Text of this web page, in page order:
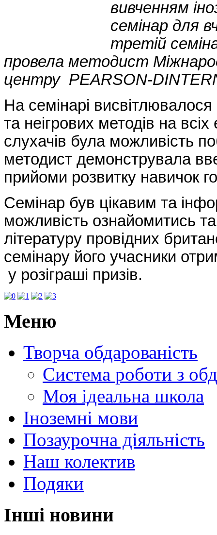
вивченням
семінар для
третій
провела методист
центру PEARSON-
На семінарі
та неігрових методів на
слухачів була можливість
методист демонструвала
прийоми розвитку навичок
Семінар був цікавим та
можливість ознайомитись
літературу провідних
семінару його учасники
у розіграші призів.
Меню
Творча обдарованість
Система роботи з
Моя ідеальна школа
Іноземні мови
Позаурочна діяльність
Наш колектив
Подяки
Інші новини